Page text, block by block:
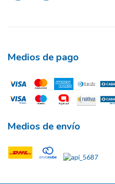
Medios de pago
Medios de envío